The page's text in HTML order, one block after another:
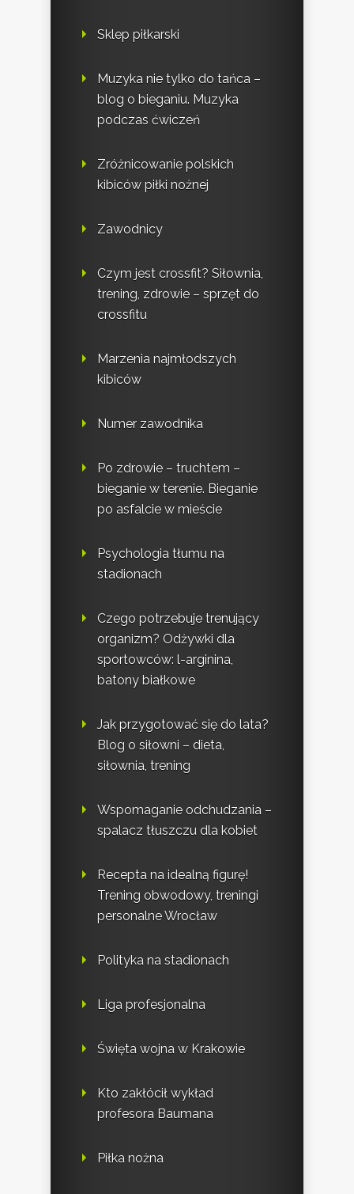
Sklep piłkarski
Muzyka nie tylko do tańca –
blog o bieganiu. Muzyka
podczas ćwiczeń
Zróżnicowanie polskich
kibiców piłki nożnej
Zawodnicy
Czym jest crossfit? Siłownia,
trening, zdrowie – sprzęt do
crossfitu
Marzenia najmłodszych
kibiców
Numer zawodnika
Po zdrowie – truchtem –
bieganie w terenie. Bieganie
po asfalcie w mieście
Psychologia tłumu na
stadionach
Czego potrzebuje trenujący
organizm? Odżywki dla
sportowców: l-arginina,
batony białkowe
Jak przygotować się do lata?
Blog o siłowni – dieta,
siłownia, trening
Wspomaganie odchudzania –
spalacz tłuszczu dla kobiet
Recepta na idealną figurę!
Trening obwodowy, treningi
personalne Wrocław
Polityka na stadionach
Liga profesjonalna
Święta wojna w Krakowie
Kto zakłócił wykład
profesora Baumana
Piłka nożna